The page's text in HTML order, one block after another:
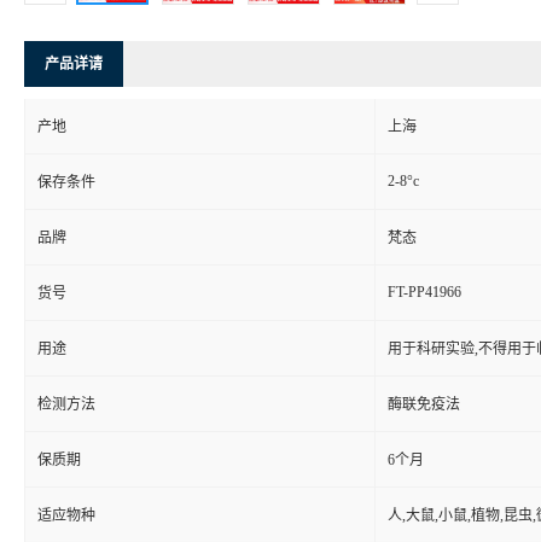
产品详请
产地 上海
保存条件 2-8°c
品牌 梵态
货号 FT-PP41966
用途 用于科研实验,不得用于
检测方法 酶联免疫法
保质期 6个月
适应物种 人,大鼠,小鼠,植物,昆虫,